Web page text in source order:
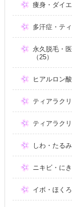
痩身・ダイ
多汗症・テ
永久脱毛・
（25）
ヒアルロン
ティアラク
ティアラク
しわ・たる
ニキビ・に
イボ・ほく